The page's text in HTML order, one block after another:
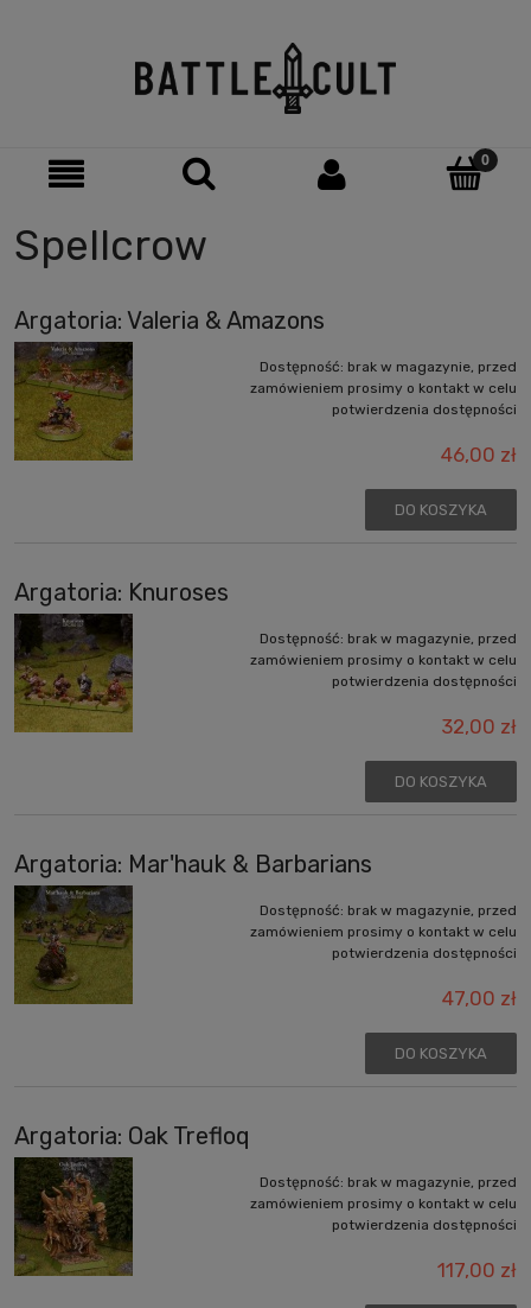
Spellcrow
Argatoria: Valeria & Amazons
Dostępność: brak w magazynie, przed
zamówieniem prosimy o kontakt w celu
potwierdzenia dostępności
46,00 zł
DO KOSZYKA
Argatoria: Knuroses
Dostępność: brak w magazynie, przed
zamówieniem prosimy o kontakt w celu
potwierdzenia dostępności
32,00 zł
DO KOSZYKA
Argatoria: Mar'hauk & Barbarians
Dostępność: brak w magazynie, przed
zamówieniem prosimy o kontakt w celu
potwierdzenia dostępności
47,00 zł
DO KOSZYKA
Argatoria: Oak Trefloq
Dostępność: brak w magazynie, przed
zamówieniem prosimy o kontakt w celu
potwierdzenia dostępności
117,00 zł